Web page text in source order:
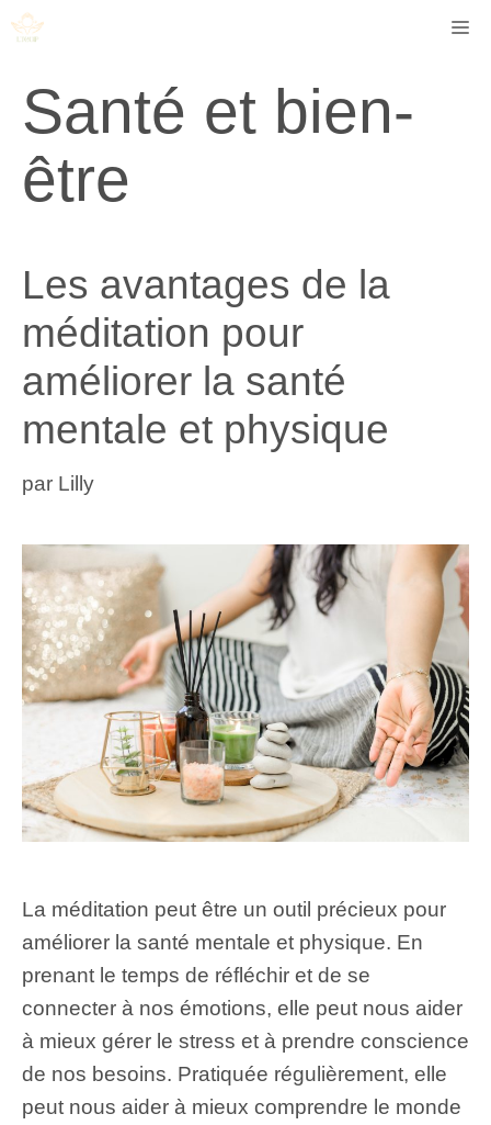
Aller
au
Santé et bien-
être
Les avantages de la
méditation pour
améliorer la santé
mentale et physique
par Lilly
La méditation peut être un outil précieux pour
améliorer la santé mentale et physique. En
prenant le temps de réfléchir et de se
connecter à nos émotions, elle peut nous aider
à mieux gérer le stress et à prendre conscience
de nos besoins. Pratiquée régulièrement, elle
peut nous aider à mieux comprendre le monde